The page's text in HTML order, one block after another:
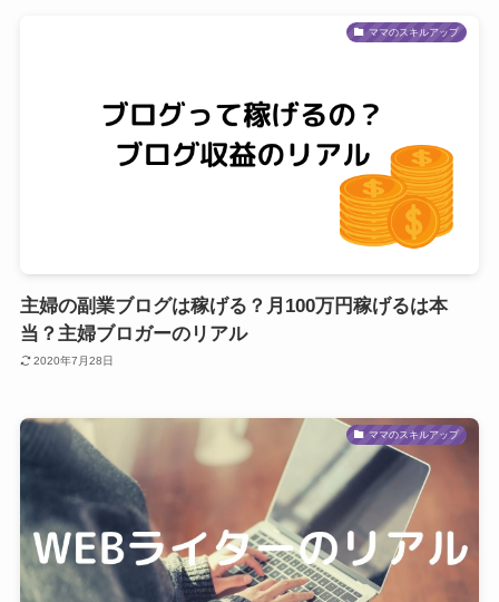
ママのスキルアップ
主婦の副業ブログは稼げる？月100万円稼げるは本
当？主婦ブロガーのリアル
2020年7月28日
ママのスキルアップ